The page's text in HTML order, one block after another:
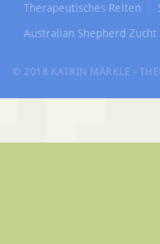
Therapeutisches Reiten
Australian Shepherd Zucht
© 2018 KATRIN MÄRKLE -